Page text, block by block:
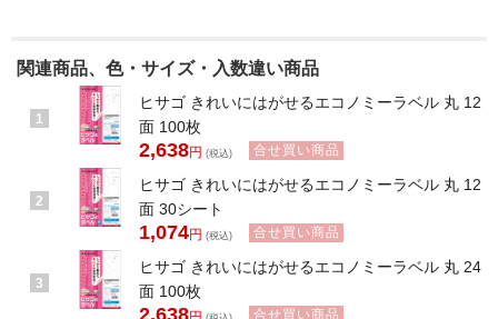
関連商品、色・サイズ・入数違い商品
1
ヒサゴ きれいにはがせるエコノミーラベル 丸 12
面 100枚
2,638円 (税込) 合せ買い商品
2
ヒサゴ きれいにはがせるエコノミーラベル 丸 12
面 30シート
1,074円 (税込) 合せ買い商品
3
ヒサゴ きれいにはがせるエコノミーラベル 丸 24
面 100枚
合せ買い商品